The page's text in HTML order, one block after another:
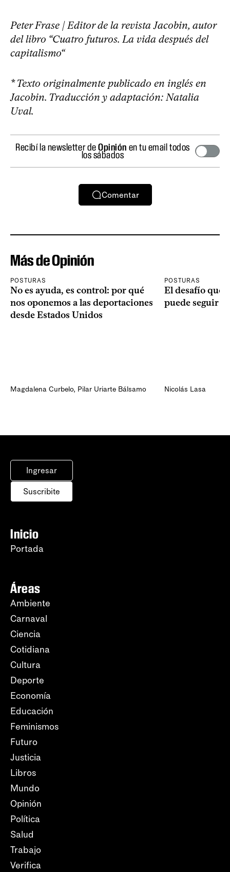
Peter Frase | Editor de la revista Jacobin, autor
del libro “Cuatro futuros. La vida después del
capitalismo“
* Texto originalmente publicado en inglés en
Jacobin. Traducción y adaptación: Natalia
Uval.
Recibí la newsletter deOpinión en tu email todos
los sábados
Comentar
Más de Opinión
POSTURAS
No es ayuda, es control: por qué
nos oponemos a las deportaciones
desde Estados Unidos
Magdalena Curbelo, Pilar Uriarte Bálsamo
POSTURAS
El desafío que
puede seguir
Nicolás Lasa
Ingresar
Suscribite
Inicio
Portada
Áreas
Ambiente
Carnaval
Ciencia
Cotidiana
Cultura
Deporte
Economía
Educación
Feminismos
Futuro
Justicia
Libros
Mundo
Opinión
Política
Salud
Trabajo
Verifica